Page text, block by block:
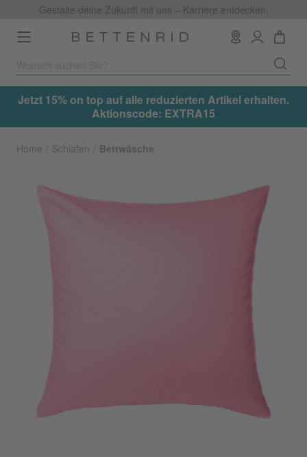
Gestalte deine Zukunft mit uns – Karriere entdecken.
Toggle
navigation
Jetzt 15% on top auf alle reduzierten Artikel erhalten.
Aktionscode: EXTRA15
Home Schlafen Bettwäsche